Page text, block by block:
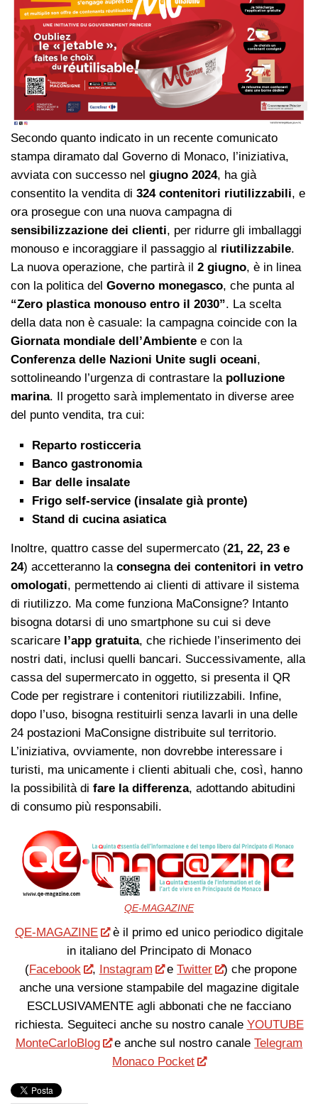
Secondo quanto indicato in un recente comunicato
stampa diramato dal Governo di Monaco, l’iniziativa,
avviata con successo nel giugno 2024, ha già
consentito la vendita di 324 contenitori riutilizzabili, e
ora prosegue con una nuova campagna di
sensibilizzazione dei clienti, per ridurre gli imballaggi
monouso e incoraggiare il passaggio al riutilizzabile.
La nuova operazione, che partirà il 2 giugno, è in linea
con la politica del Governo monegasco, che punta al
“Zero plastica monouso entro il 2030”. La scelta
della data non è casuale: la campagna coincide con la
Giornata mondiale dell’Ambiente e con la
Conferenza delle Nazioni Unite sugli oceani,
sottolineando l’urgenza di contrastare la polluzione
marina. Il progetto sarà implementato in diverse aree
del punto vendita, tra cui:
Reparto rosticceria
Banco gastronomia
Bar delle insalate
Frigo self-service (insalate già pronte)
Stand di cucina asiatica
Inoltre, quattro casse del supermercato (21, 22, 23 e
24) accetteranno la consegna dei contenitori in vetro
omologati, permettendo ai clienti di attivare il sistema
di riutilizzo. Ma come funziona MaConsigne? Intanto
bisogna dotarsi di uno smartphone su cui si deve
scaricare l’app gratuita, che richiede l’inserimento dei
nostri dati, inclusi quelli bancari. Successivamente, alla
cassa del supermercato in oggetto, si presenta il QR
Code per registrare i contenitori riutilizzabili. Infine,
dopo l’uso, bisogna restituirli senza lavarli in una delle
24 postazioni MaConsigne distribuite sul territorio.
L’iniziativa, ovviamente, non dovrebbe interessare i
turisti, ma unicamente i clienti abituali che, così, hanno
la possibilità di fare la differenza, adottando abitudini
di consumo più responsabili.
QE-MAGAZINE
QE-MAGAZINE
è il primo ed unico periodico digitale
in italiano del Principato di Monaco
(Facebook , Instagram eTwitter
) che propone
anche una versione stampabile del magazine digitale
ESCLUSIVAMENTE agli abbonati che ne facciano
richiesta. Seguiteci anche su nostro canale YOUTUBE
MonteCarloBlog
e anche sul nostro canaleTelegram
Monaco Pocket